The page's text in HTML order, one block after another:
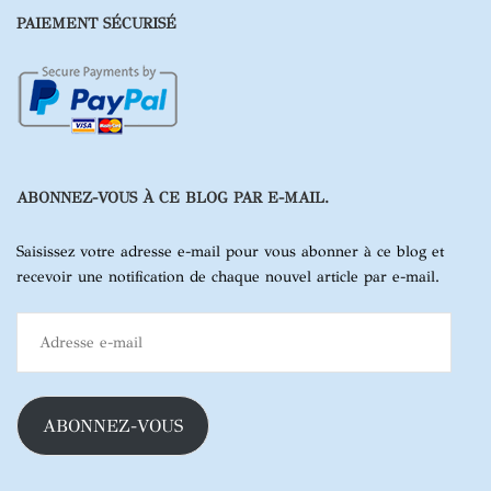
PAIEMENT SÉCURISÉ
ABONNEZ-VOUS À CE BLOG PAR E-MAIL.
Saisissez votre adresse e-mail pour vous abonner à ce blog et
recevoir une notification de chaque nouvel article par e-mail.
mail
ABONNEZ-VOUS